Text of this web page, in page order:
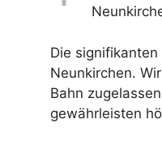
Die
Neunkirchen.
Bahn
gewährleisten